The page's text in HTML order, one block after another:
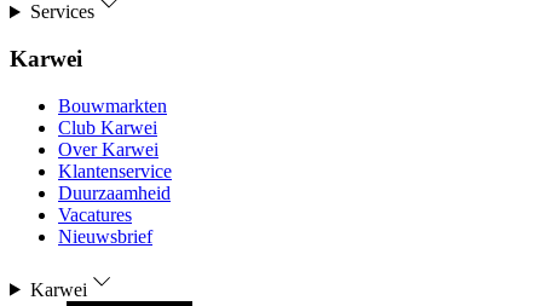
Services
Karwei
Bouwmarkten
Club Karwei
Over Karwei
Klantenservice
Duurzaamheid
Vacatures
Nieuwsbrief
Karwei